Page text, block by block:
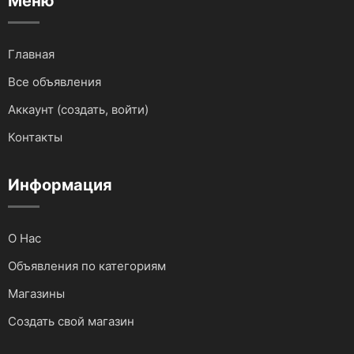
Для мототехники
Главная
Все объявления
Аккаунт (создать, войти)
Контакты
Информация
О Нас
Объявления по категориям
Магазины
Создать свой магазин